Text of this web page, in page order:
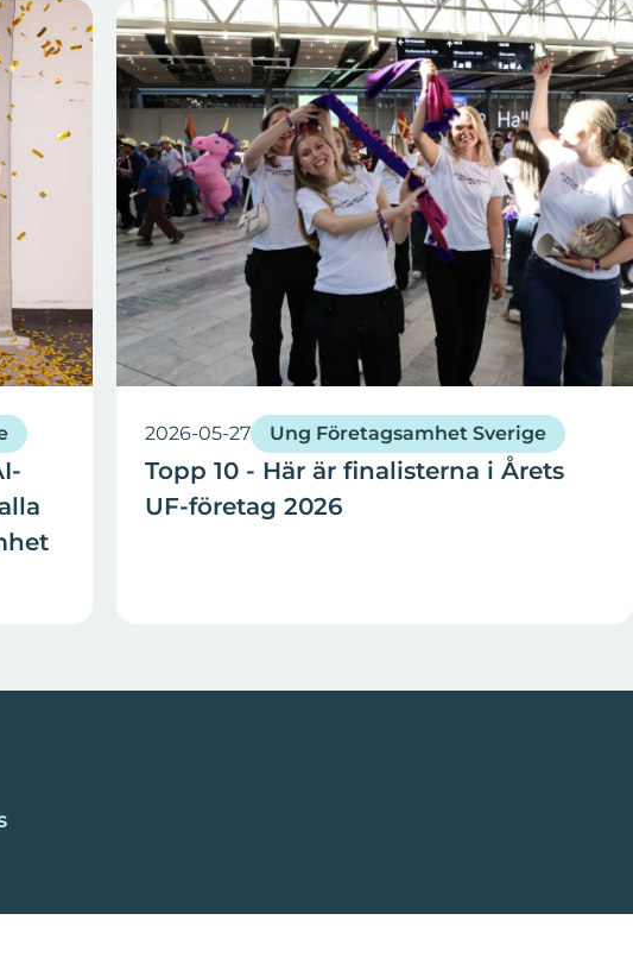
2026-05-27 Ung Företagsamhet Sverige
Topp 10 - Här är finalisterna i Årets
UF-företag 2026